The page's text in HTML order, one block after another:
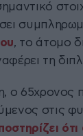
, το άτομο
τη
ο 65χρονος
στις